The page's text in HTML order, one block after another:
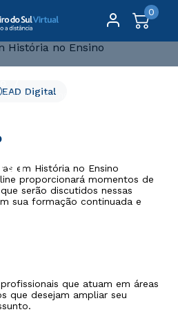
0
no Ensino Fundamental
EAD Digital
em História no Ensino
proporcionará momentos de
serão discutidos nessas
sua formação continuada e
que atuam em áreas
que desejam ampliar seu